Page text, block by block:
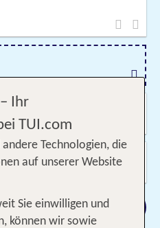
Beliebig
Ihr
TUI.com
Technologien, die
auf unserer Website
Sie einwilligen und
können wir sowie